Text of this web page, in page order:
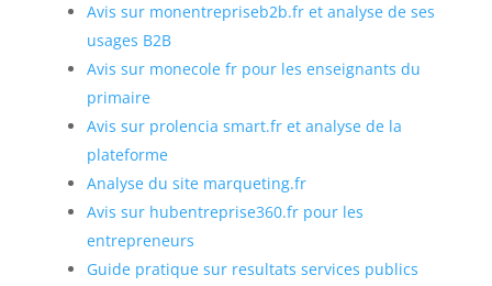
Avis sur monentrepriseb2b.fr et analyse de ses
usages B2B
Avis sur monecole fr pour les enseignants du
primaire
Avis sur prolencia smart.fr et analyse de la
plateforme
Analyse du site marqueting.fr
Avis sur hubentreprise360.fr pour les
entrepreneurs
Guide pratique sur resultats services publics